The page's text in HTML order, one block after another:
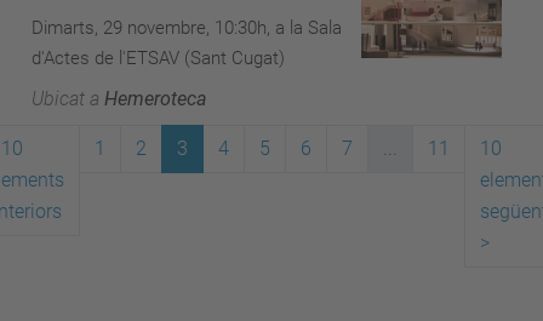
Dimarts, 29 novembre, 10:30h, a la Sala
d'Actes de l'ETSAV (Sant Cugat)
Ubicat a Hemeroteca
10
1 2 3 4 5 6 7 ... 11
10
>